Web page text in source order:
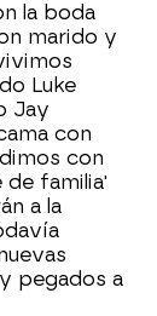
la boda
marido y
Luke
Jay
con
con
de familia'
a la
y pegados a